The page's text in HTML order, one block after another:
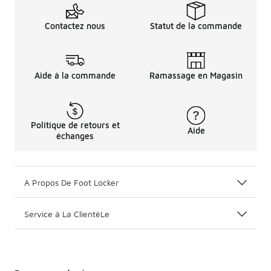
Contactez nous Statut de la commande
Aide à la commande Ramassage en Magasin
Politique de retours et
échanges
Aide
A Propos De Foot Locker
Service à La ClientèLe